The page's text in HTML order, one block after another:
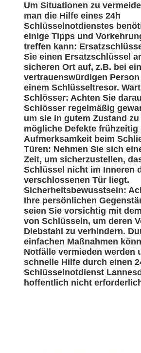
Um Situationen zu
man die Hilfe eines 24h
Schlüsselnotdienstes
einige Tipps und
treffen kann:
Sie einen Ersatzschlüssel
sicheren Ort auf, z.B. bei
vertrauenswürdigen
einem Schlüsseltresor.
Schlösser: Achten Sie
Schlösser regelmäßig
um sie in gutem Zustand zu
mögliche Defekte frühzeitig
Aufmerksamkeit beim
Türen: Nehmen Sie sich
Zeit, um sicherzustellen,
Schlüssel nicht im Inneren
verschlossenen Tür liegt.
Sicherheitsbewusstsein:
Ihre persönlichen
seien Sie vorsichtig mit
von Schlüsseln, um deren
Diebstahl zu verhindern.
einfachen Maßnahmen
Notfälle vermieden werden
schnelle Hilfe durch einen
Schlüsselnotdienst
hoffentlich nicht